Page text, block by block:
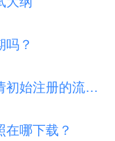
吗？
2023年一级建造师资格证书申请初始注册的流程是怎样的？
哪下载？